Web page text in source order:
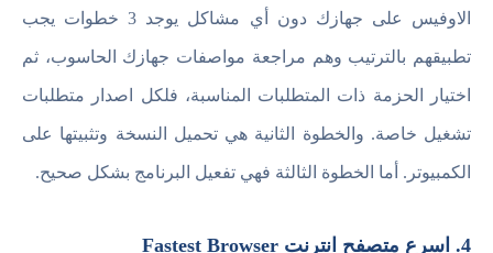
الاوفيس على جهازك دون أي مشاكل يوجد 3 خطوات يجب
تطبيقهم بالترتيب وهم مراجعة مواصفات جهازك الحاسوب، ثم
اختيار الحزمة ذات المتطلبات المناسبة، فلكل اصدار متطلبات
تشغيل خاصة. والخطوة الثانية هي تحميل النسخة وتثبيتها على
الكمبيوتر. أما الخطوة الثالثة فهي تفعيل البرنامج بشكل صحيح.
4. اسرع متصفح انترنت Fastest Browser